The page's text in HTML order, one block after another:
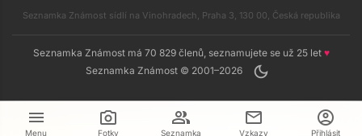
menu
Menu
camera_alt
Fotky
group
Seznamka
mail
Vzkazy
account_circle
Přihlásit
Seznamka Známost sídlí na Vinohradech, Praha 3, 130 00, Česká republika
Seznamka Známost má 70 829 členů, seznamujete se už 25 let ♥
Seznamka Známost © 2001–2026
dark_mode